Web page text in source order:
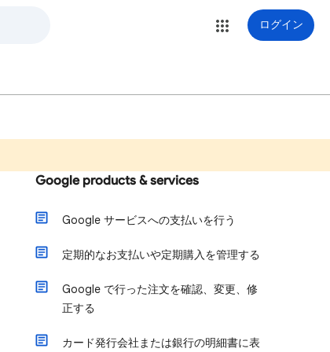
ログイン
Google products & services
Google サービスへの支払いを行う
定期的なお支払いや定期購入を管理する
Google で行った注文を確認、変更、修
正する
カード発行会社または銀行の明細書に表